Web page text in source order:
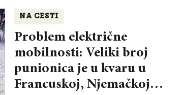
NA CESTI
Problem električne
mobilnosti: Veliki broj
punionica je u kvaru u
Francuskoj, Njemačkoj…